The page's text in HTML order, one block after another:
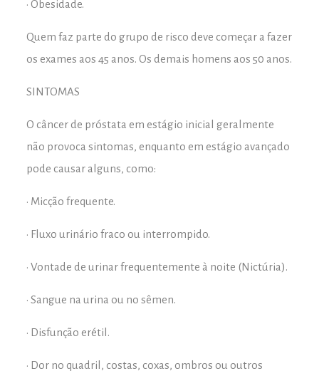
• Obesidade.
Quem faz parte do grupo de risco deve começar a fazer
os exames aos 45 anos. Os demais homens aos 50 anos.
SINTOMAS
O câncer de próstata em estágio inicial geralmente
não provoca sintomas, enquanto em estágio avançado
pode causar alguns, como:
• Micção frequente.
• Fluxo urinário fraco ou interrompido.
• Vontade de urinar frequentemente à noite (Nictúria).
• Sangue na urina ou no sêmen.
• Disfunção erétil.
• Dor no quadril, costas, coxas, ombros ou outros